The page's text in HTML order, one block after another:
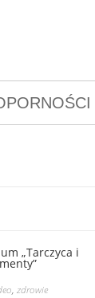
, zdrowie